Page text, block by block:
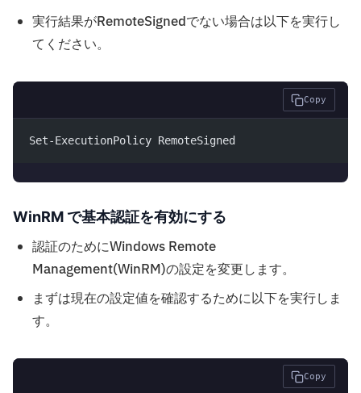
実行結果がRemoteSignedでない場合は以下を実行し
てください。
Copy
Set-ExecutionPolicy RemoteSigned
WinRM で基本認証を有効にする
認証のためにWindows Remote
Management(WinRM)の設定を変更します。
まずは現在の設定値を確認するために以下を実行しま
す。
Copy